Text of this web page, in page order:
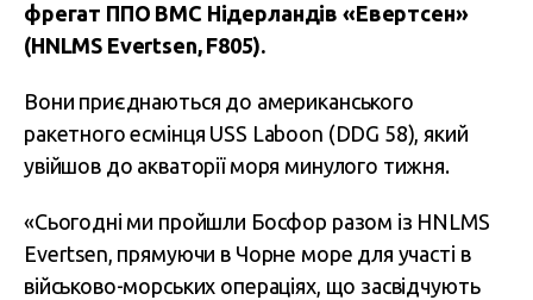
фрегат ППО ВМС Нідерландів «Евертсен»
(HNLMS Evertsen, F805).
Вони приєднаються до американського
ракетного есмінця USS Laboon (DDG 58), який
увійшов до акваторії моря минулого тижня.
«Сьогодні ми пройшли Босфор разом із HNLMS
Evertsen, прямуючи в Чорне море для участі в
військово-морських операціях, що засвідчують